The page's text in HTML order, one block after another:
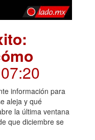
información para
aleja y qué
la última ventana
que diciembre se